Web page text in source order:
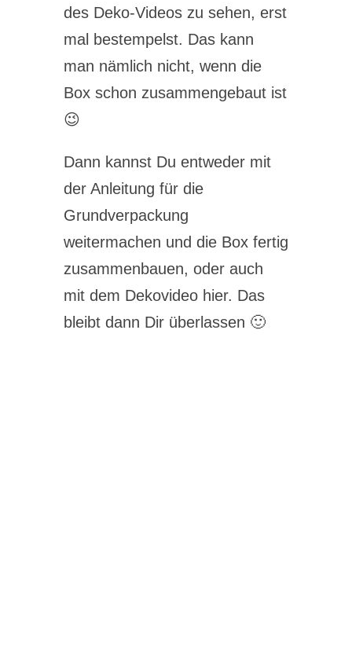
des Deko-Videos zu sehen, erst
mal bestempelst. Das kann
man nämlich nicht, wenn die
Box schon zusammengebaut ist
😉
Dann kannst Du entweder mit
der Anleitung für die
Grundverpackung
weitermachen und die Box fertig
zusammenbauen, oder auch
mit dem Dekovideo hier. Das
bleibt dann Dir überlassen 🙂